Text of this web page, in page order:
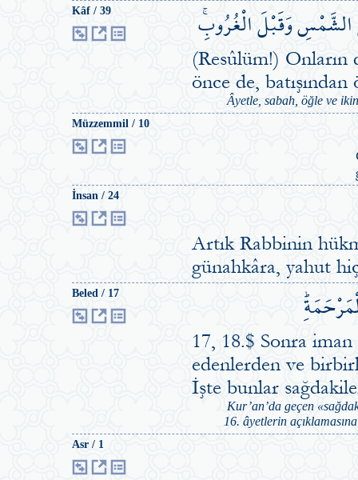
Kâf / 39 وَقَبْلَ الْغُرُوبِۚ
(Resûlüm!)
önce de,
Âyetle, sabah, öğle ve
Müzzemmil / 10
İnsan / 24
Artık Rabbinin
günahkâra, yahut
Beled / 17
17, 18.$ Sonra
edenlerden ve
İşte bunlar
Kur’an’da geçen
16. âyetlerin açıklamasına
Asr / 1